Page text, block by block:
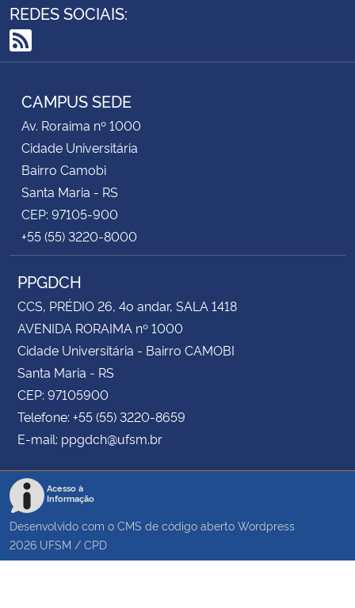
REDES SOCIAIS:
RSS
CAMPUS SEDE
Av. Roraima nº 1000
Cidade Universitária
Bairro Camobi
Santa Maria - RS
CEP: 97105-900
+55 (55) 3220-8000
PPGDCH
CCS, PRÉDIO 26, 4o andar, SALA 1418
AVENIDA RORAIMA nº 1000
Cidade Universitária - Bairro CAMOBI
Santa Maria - RS
CEP: 97105900
Telefone: +55 (55) 3220-8659
E-mail: ppgdch@ufsm.br
Acesso à
Informação
Desenvolvido com o CMS de código aberto Wordpress
2026 UFSM / CPD